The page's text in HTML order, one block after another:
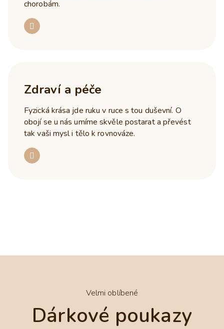
chorobám.
Zdraví a péče
Fyzická krása jde ruku v ruce s tou duševní. O
obojí se u nás umíme skvěle postarat a převést
tak vaši mysl i tělo k rovnováze.
Velmi oblíbené
Dárkové poukazy